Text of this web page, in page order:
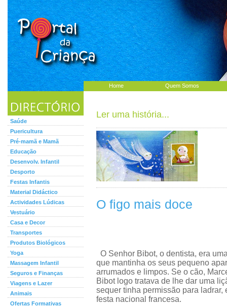
Home Quem Somos
Saúde
Puericultura
Pré-mamã e Mamã
Educação
Desenvolv. Infantil
Desporto
Festas Infantis
Material Didáctico
Actividades Lúdicas
Vestuário
Casa e Decor
Transportes
Produtos Biológicos
Yoga
Massagem Infantil
Seguros e Finanças
Viagens e Lazer
Animais
Ofertas Formativas
Ler uma história...
O figo mais doce
O Senhor Bibot, o dentista, era
que mantinha os seus pequeno
arrumados e limpos. Se o cão,
Bibot logo tratava de lhe dar uma
sequer tinha permissão para
festa nacional francesa.